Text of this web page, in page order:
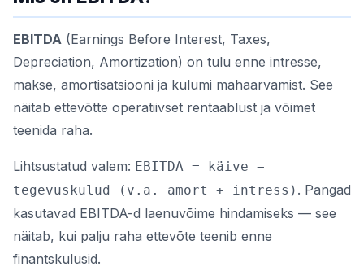
EBITDA (Earnings Before Interest, Taxes,
Depreciation, Amortization) on tulu enne intresse,
makse, amortisatsiooni ja kulumi mahaarvamist. See
näitab ettevõtte operatiivset rentaablust ja võimet
teenida raha.
Lihtsustatud valem: EBITDA = käive −
tegevuskulud (v.a. amort + intress) . Pangad
kasutavad EBITDA-d laenuvõime hindamiseks — see
näitab, kui palju raha ettevõte teenib enne
finantskulusid.